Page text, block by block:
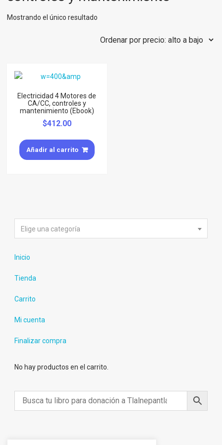
Mostrando el único resultado
Electricidad 4 Motores de
CA/CC, controles y
mantenimiento (Ebook)
$412.00
Añadir al carrito
Elige una categoría
Inicio
Tienda
Carrito
Mi cuenta
Finalizar compra
No hay productos en el carrito.